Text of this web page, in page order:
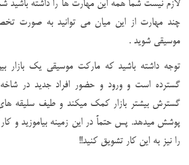
لازم نیست شما همه این مهارت ها را داشته باشید
چند مهارت از این میان می توانید به صورت
موسیقی شوید .
توجه داشته باشید که مارکت موسیقی یک بازار
گسترده است و ورود و حضور افراد جدید در
گسترش بیشتر بازار کمک میکند و طیف سلیقه
پوشش میدهد. پس حتماً در این زمینه بیاموزید و کار
را نیز به این کار تشویق کنید!!